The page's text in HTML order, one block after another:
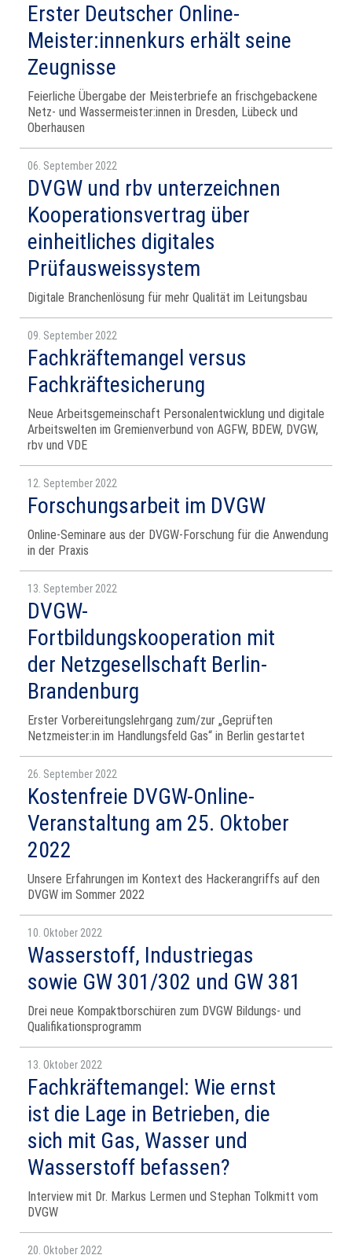
Erster Deutscher Online-
Meister:innenkurs erhält seine
Zeugnisse
Feierliche Übergabe der Meisterbriefe an frischgebackene
Netz- und Wassermeister:innen in Dresden, Lübeck und
Oberhausen
06. September 2022
DVGW und rbv unterzeichnen
Kooperationsvertrag über
einheitliches digitales
Prüfausweissystem
Digitale Branchenlösung für mehr Qualität im Leitungsbau
09. September 2022
Fachkräftemangel versus
Fachkräftesicherung
Neue Arbeitsgemeinschaft Personalentwicklung und digitale
Arbeitswelten im Gremienverbund von AGFW, BDEW, DVGW,
rbv und VDE
12. September 2022
Forschungsarbeit im DVGW
Online-Seminare aus der DVGW-Forschung für die Anwendung
in der Praxis
13. September 2022
DVGW-
Fortbildungskooperation mit
der Netzgesellschaft Berlin-
Brandenburg
Erster Vorbereitungslehrgang zum/zur „Geprüften
Netzmeister:in im Handlungsfeld Gas“ in Berlin gestartet
26. September 2022
Kostenfreie DVGW-Online-
Veranstaltung am 25. Oktober
2022
Unsere Erfahrungen im Kontext des Hackerangriffs auf den
DVGW im Sommer 2022
10. Oktober 2022
Wasserstoff, Industriegas
sowie GW 301/302 und GW 381
Drei neue Kompaktborschüren zum DVGW Bildungs- und
Qualifikationsprogramm
13. Oktober 2022
Fachkräftemangel: Wie ernst
ist die Lage in Betrieben, die
sich mit Gas, Wasser und
Wasserstoff befassen?
Interview mit Dr. Markus Lermen und Stephan Tolkmitt vom
DVGW
20. Oktober 2022